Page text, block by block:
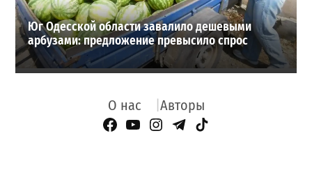
Юг Одесской области завалило дешевыми
арбузами: предложение превысило спрос
О нас Авторы
Facebook Page
YouTube
Instagram
Telegram
TikTok